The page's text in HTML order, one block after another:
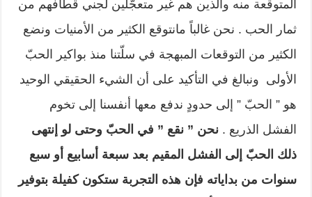
المتوقعة منه والذين هم غير متعجّلين لجني قطافهم من
ثمار الحب . نحن غالباً مانتوقع الكثير من الأمنيات ونضع
الكثير من التوقعات المبهجة في سلّتنا منذ بواكير الحبّ
الأولى ونبالغ في التأكيد على أن الشيء الحقيقي الوحيد
هو ” الحبّ ” إلى حدودٍ ندفع معها أنفسنا إلى تخوم
الفشل الذريع .نحن ” نقع ” في الحبّ وحتى لو إنتهى
ذلك الحبّ إلى الفشل المقيم بعد سبعة أسابيع أو سبع
سنوات من بداياته فإن هذه التجربة ستكون كفيلة بتوفير